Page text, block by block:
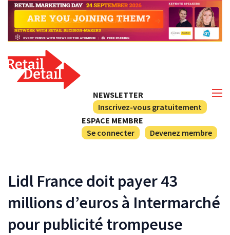
NEWSLETTER
Inscrivez-vous gratuitement
ESPACE MEMBRE
Se connecter
Devenez membre
Lidl France doit payer 43
millions d’euros à Intermarché
pour publicité trompeuse